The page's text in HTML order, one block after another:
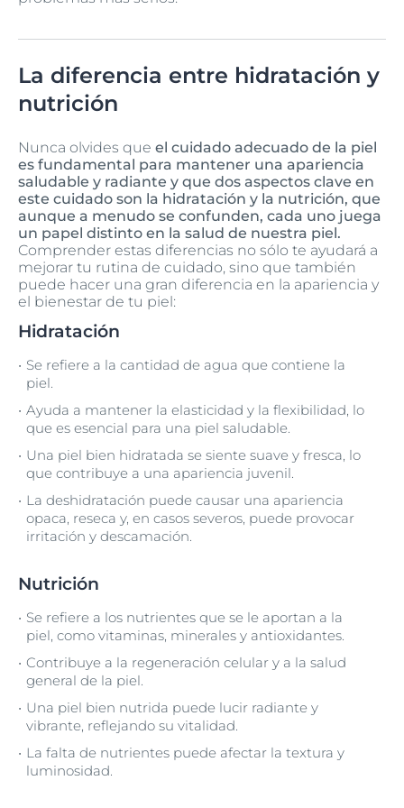
La diferencia entre hidratación y
nutrición
Nunca olvides que el cuidado adecuado de la piel
es fundamental para mantener una apariencia
saludable y radiante y que dos aspectos clave en
este cuidado son la hidratación y la nutrición, que
aunque a menudo se confunden, cada uno juega
un papel distinto en la salud de nuestra piel.
Comprender estas diferencias no sólo te ayudará a
mejorar tu rutina de cuidado, sino que también
puede hacer una gran diferencia en la apariencia y
el bienestar de tu piel:
Hidratación
Se refiere a la cantidad de agua que contiene la
piel.
Ayuda a mantener la elasticidad y la flexibilidad, lo
que es esencial para una piel saludable.
Una piel bien hidratada se siente suave y fresca, lo
que contribuye a una apariencia juvenil.
La deshidratación puede causar una apariencia
opaca, reseca y, en casos severos, puede provocar
irritación y descamación.
Nutrición
Se refiere a los nutrientes que se le aportan a la
piel, como vitaminas, minerales y antioxidantes.
Contribuye a la regeneración celular y a la salud
general de la piel.
Una piel bien nutrida puede lucir radiante y
vibrante, reflejando su vitalidad.
La falta de nutrientes puede afectar la textura y
luminosidad.